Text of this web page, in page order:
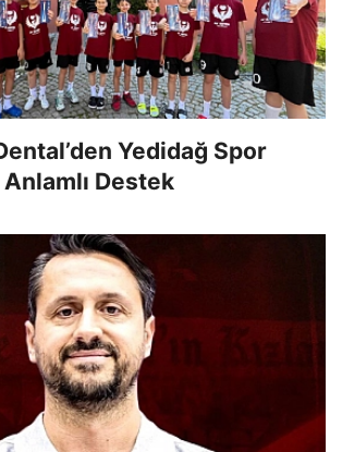
Yedidağ Spor
Anlamlı Destek